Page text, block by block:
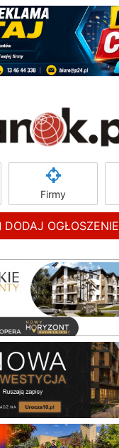
Firmy
DODAJ OGŁOSZENIE